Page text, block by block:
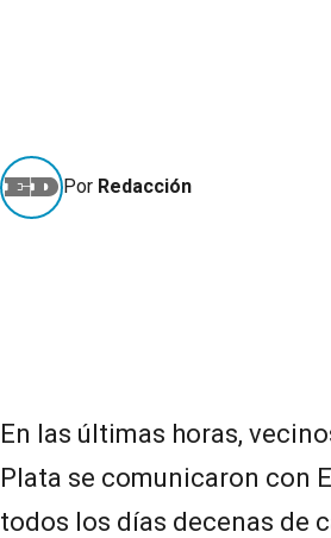
Por Redacción
En las últimas horas,
Plata se comunicaron con
todos los días decenas de